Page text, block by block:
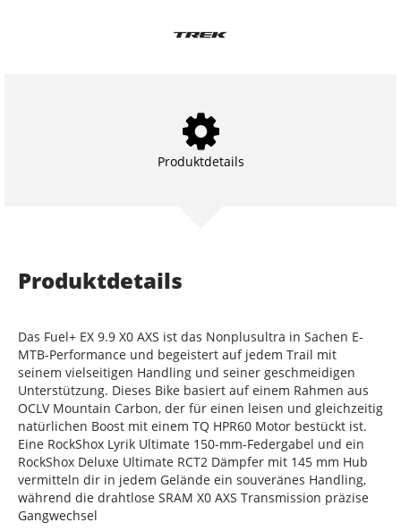
Produktdetails
Produktdetails
Das Fuel+ EX 9.9 X0 AXS ist das Nonplusultra in Sachen E-
MTB-Performance und begeistert auf jedem Trail mit
seinem vielseitigen Handling und seiner geschmeidigen
Unterstützung. Dieses Bike basiert auf einem Rahmen aus
OCLV Mountain Carbon, der für einen leisen und gleichzeitig
natürlichen Boost mit einem TQ HPR60 Motor bestückt ist.
Eine RockShox Lyrik Ultimate 150-mm-Federgabel und ein
RockShox Deluxe Ultimate RCT2 Dämpfer mit 145 mm Hub
vermitteln dir in jedem Gelände ein souveränes Handling,
während die drahtlose SRAM X0 AXS Transmission präzise
Gangwechsel